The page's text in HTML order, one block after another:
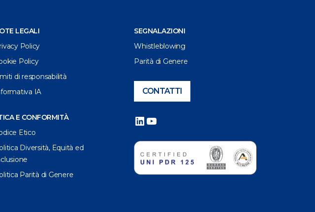
NOTE LEGALI
Policy
Policy
di responsabilità
IA
E CONFORMITÀ
Etico
Diversità, Equità ed
Parità di Genere
SEGNALAZIONI
Whistleblowing
Parità di Genere
CONTATTI
LinkedIn
YouTube